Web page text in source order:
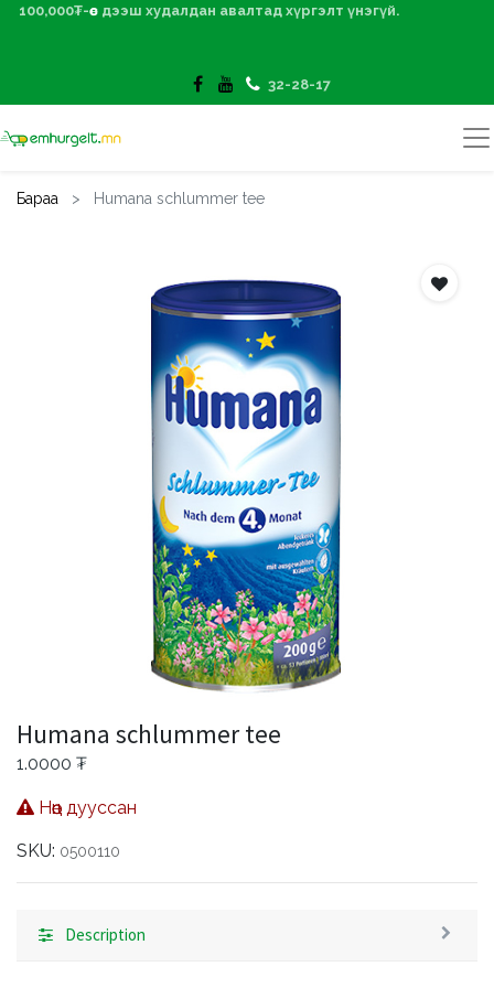
100,000₮-өөс дээш худалдан авалтад хүргэлт үнэгүй.
32-28-17
Бараа Humana schlummer tee
Humana schlummer tee
1.0000 ₮
Нөөц дууссан
SKU: 0500110
Description